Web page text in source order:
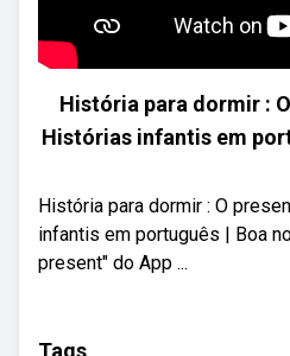
História para dormir :
Histórias infantis em
História para dormir : O
infantis em português | Boa
present" do App ...
Tags